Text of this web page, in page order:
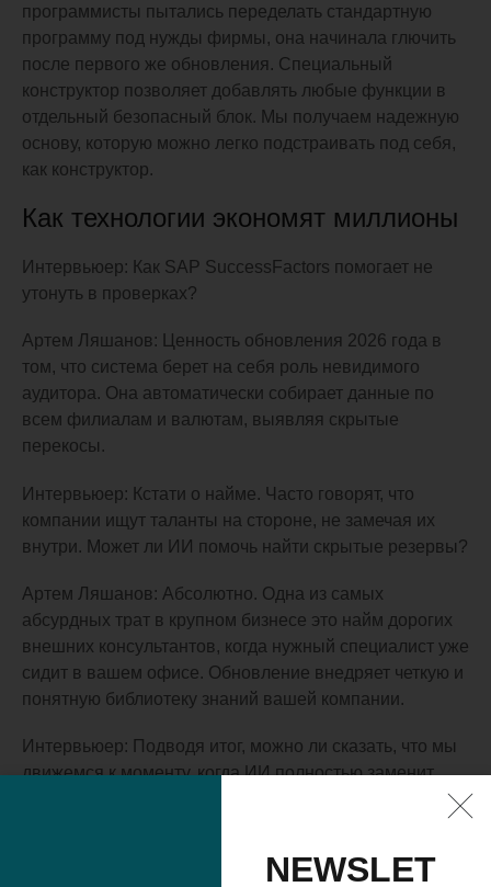
программисты пытались переделать стандартную
программу под нужды фирмы, она начинала глючить
после первого же обновления. Специальный
конструктор позволяет добавлять любые функции в
отдельный безопасный блок. Мы получаем надежную
основу, которую можно легко подстраивать под себя,
как конструктор.
Как технологии экономят миллионы
Интервьюер: Как SAP SuccessFactors помогает не
утонуть в проверках?
Артем Ляшанов: Ценность обновления 2026 года в
том, что система берет на себя роль невидимого
аудитора. Она автоматически собирает данные по
всем филиалам и валютам, выявляя скрытые
перекосы.
Интервьюер: Кстати о найме. Часто говорят, что
компании ищут таланты на стороне, не замечая их
внутри. Может ли ИИ помочь найти скрытые резервы?
Артем Ляшанов: Абсолютно. Одна из самых
абсурдных трат в крупном бизнесе это найм дорогих
внешних консультантов, когда нужный специалист уже
сидит в вашем офисе. Обновление внедряет четкую и
понятную библиотеку знаний вашей компании.
Интервьюер: Подводя итог, можно ли сказать, что мы
движемся к моменту, когда ИИ полностью заменит
технологические новшества ведут к одной цели,
NEWSLET